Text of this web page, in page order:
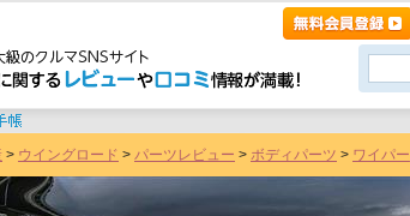
> ウイングロード > パーツレビュー > ボディパーツ > ワイパー